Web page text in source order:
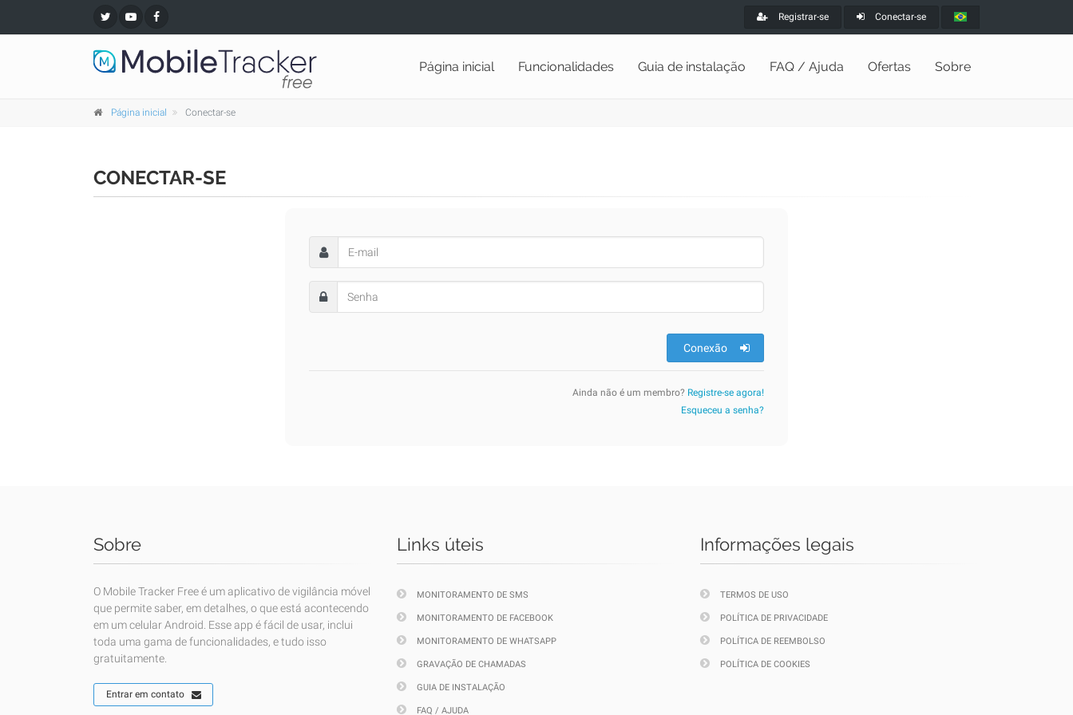
Registrar-se Conectar-se
Página inicial Funcionalidades Guia de instalação FAQ / Ajuda Ofertas Sobre
Página inicial Conectar-se
CONECTAR-SE
Conexão
Ainda não é um membro? Registre-se agora!
Esqueceu a senha?
Sobre
O Mobile Tracker Free é um aplicativo de vigilância móvel
que permite saber, em detalhes, o que está acontecendo
em um celular Android. Esse app é fácil de usar, inclui
toda uma gama de funcionalidades, e tudo isso
gratuitamente.
Entrar em contato
Links úteis
MONITORAMENTO DE SMS
MONITORAMENTO DE FACEBOOK
MONITORAMENTO DE WHATSAPP
GRAVAÇÃO DE CHAMADAS
GUIA DE INSTALAÇÃO
FAQ / AJUDA
Informações legais
TERMOS DE USO
POLÍTICA DE PRIVACIDADE
POLÍTICA DE REEMBOLSO
POLÍTICA DE COOKIES